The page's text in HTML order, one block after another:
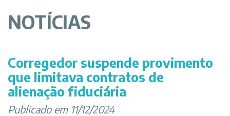
NOTÍCIAS
Corregedor suspende provimento
que limitava contratos de
alienação fiduciária
Publicado em 11/12/2024